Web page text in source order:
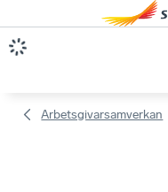
Arbetsgivarsamverkan